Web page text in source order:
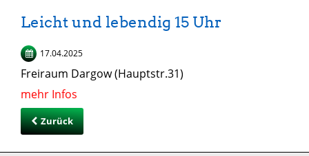
Leicht und lebendig 15 Uhr
17.04.2025
Freiraum Dargow (Hauptstr.31)
mehr Infos
Zurück